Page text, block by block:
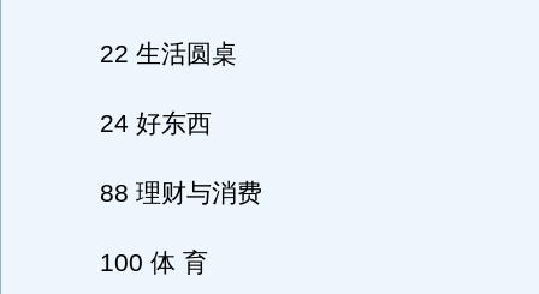
22 生活圆桌
24 好东西
88 理财与消费
100 体 育